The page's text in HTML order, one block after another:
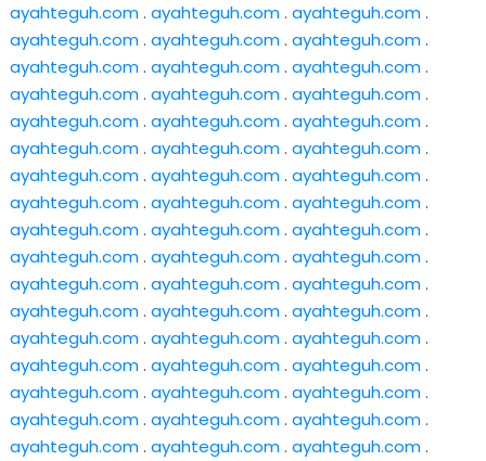
ayahteguh.com. ayahteguh.com. ayahteguh.com.
ayahteguh.com. ayahteguh.com. ayahteguh.com.
ayahteguh.com. ayahteguh.com. ayahteguh.com.
ayahteguh.com. ayahteguh.com. ayahteguh.com.
ayahteguh.com. ayahteguh.com. ayahteguh.com.
ayahteguh.com. ayahteguh.com. ayahteguh.com.
ayahteguh.com. ayahteguh.com. ayahteguh.com.
ayahteguh.com. ayahteguh.com. ayahteguh.com.
ayahteguh.com. ayahteguh.com. ayahteguh.com.
ayahteguh.com. ayahteguh.com. ayahteguh.com.
ayahteguh.com. ayahteguh.com. ayahteguh.com.
ayahteguh.com. ayahteguh.com. ayahteguh.com.
ayahteguh.com. ayahteguh.com. ayahteguh.com.
ayahteguh.com. ayahteguh.com. ayahteguh.com.
ayahteguh.com. ayahteguh.com. ayahteguh.com.
ayahteguh.com. ayahteguh.com. ayahteguh.com.
ayahteguh.com. ayahteguh.com. ayahteguh.com.